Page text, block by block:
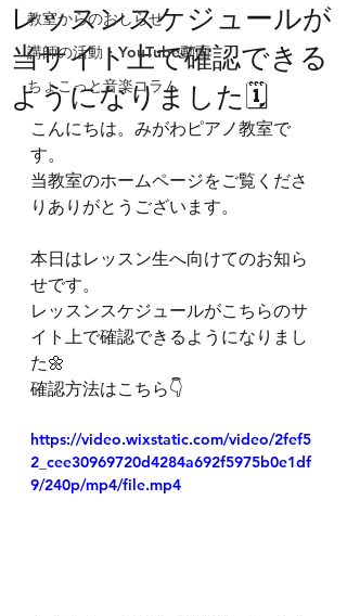
教室からのおしらせ
講師の活動・YouTube動画
ちょこっと音楽コラム
レッスンスケジュールが
当サイト上で確認できる
ようになりました🗓️
こんにちは。みがわピアノ教室で
す。
当教室のホームページをご覧くださ
りありがとうございます。
本日はレッスン生へ向けてのお知ら
せです。
レッスンスケジュールがこちらのサ
イト上で確認できるようになりまし
た🌼
確認方法はこちら👇
https://video.wixstatic.com/video/2fef5
2_cee30969720d4284a692f5975b0e1df
9/240p/mp4/file.mp4